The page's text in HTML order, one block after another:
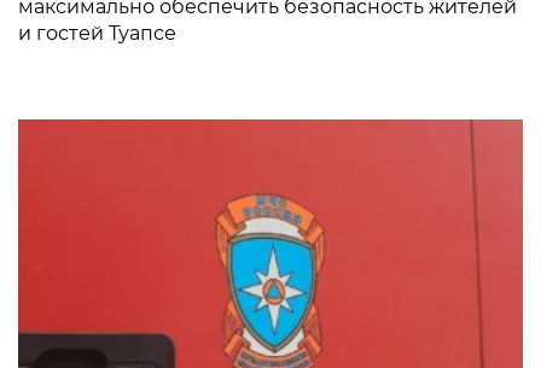
максимально обеспечить безопасность жителей
и гостей Туапсе